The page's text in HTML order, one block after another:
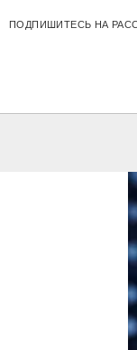
ПОДПИШИТЕСЬ НА